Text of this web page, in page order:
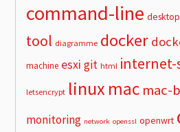
command-line
tool diagramme docker
machine esxi git html internet-
letsencrypt linuxmac mac-
monitoring network openssl openwrt